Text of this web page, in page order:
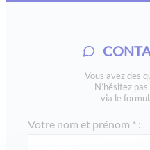
investissement locatif
investissement immobilier
duflot defiscalisation
duflot immobilier
dispositif duflot
Vous avez des
N’hésitez
via le
Votre nom et prénom * :